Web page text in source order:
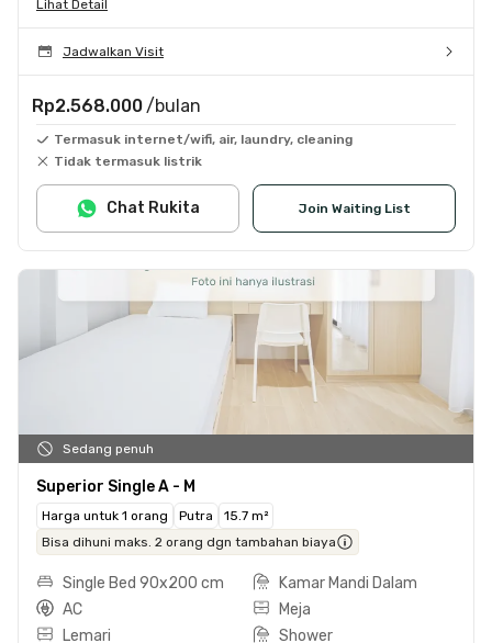
Lihat Detail
Jadwalkan Visit
Rp2.568.000 /bulan
Termasuk internet/wifi, air, laundry, cleaning
Tidak termasuk listrik
Join Waiting List
Chat Rukita
Sedang penuh
Superior Single A - M
Harga untuk 1 orang Putra
15.7 m²
Bisa dihuni maks. 2 orang dgn tambahan biaya
Single Bed 90x200 cm
Kamar Mandi Dalam
AC
Meja
Lemari
Shower